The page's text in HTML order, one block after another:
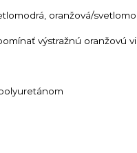
oranžová/
výstražnú oranžovú